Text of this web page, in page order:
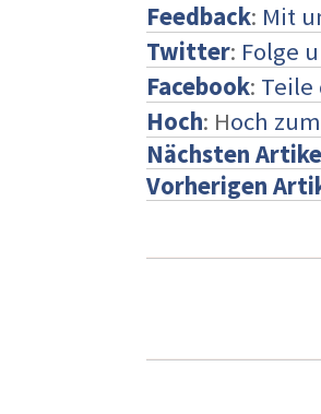
Feedback: Mit
Twitter: Folge
Facebook: Teile
Hoch: Hoch
Nächsten
Vorherigen